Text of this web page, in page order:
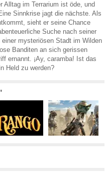
Alltag im Terrarium ist öde, und
Sinnkrise jagt die nächste. Als
sieht er seine Chance
Suche nach seiner
mysteriösen Stadt im Wilden
Banditen an sich gerissen
ernannt. ¡Ay, caramba! Ist das
Held zu werden?